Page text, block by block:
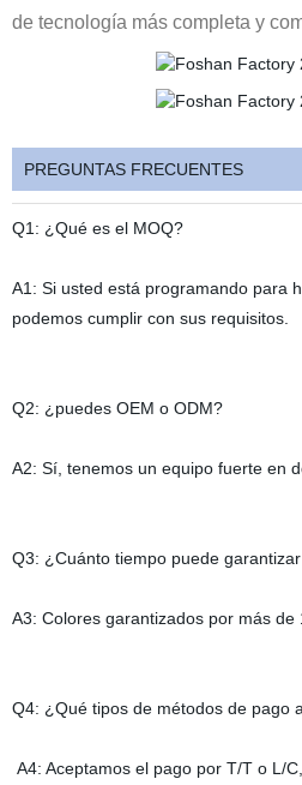
de tecnología más completa y
PREGUNTAS FRECUENTES
Q1: ¿Qué es el MOQ?
A1: Si usted está programando para
podemos cumplir con sus requisitos.
Q2: ¿puedes OEM o ODM?
A2: Sí, tenemos un equipo fuerte en
Q3: ¿Cuánto tiempo puede
A3: Colores garantizados por más
Q4: ¿Qué tipos de métodos de pago
A4: Aceptamos el pago por T/T o L/